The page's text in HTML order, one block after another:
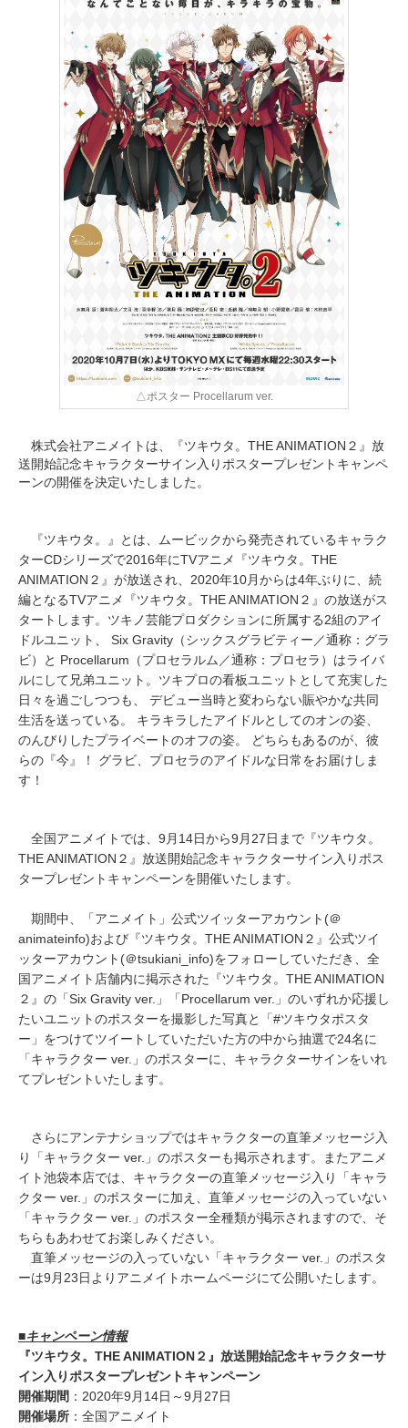
△ポスター Procellarum ver.
株式会社アニメイトは、『ツキウタ。THE ANIMATION２』放
送開始記念キャラクターサイン入りポスタープレゼントキャンペ
ーンの開催を決定いたしました。
『ツキウタ。』とは、ムービックから発売されているキャラク
ターCDシリーズで2016年にTVアニメ『ツキウタ。THE
ANIMATION２』が放送され、2020年10月からは4年ぶりに、続
編となるTVアニメ『ツキウタ。THE ANIMATION２』の放送がス
タートします。ツキノ芸能プロダクションに所属する2組のアイ
ドルユニット、 Six Gravity（シックスグラビティー／通称：グラ
ビ）と Procellarum（プロセラルム／通称：プロセラ）はライバ
ルにして兄弟ユニット。ツキプロの看板ユニットとして充実した
日々を過ごしつつも、 デビュー当時と変わらない賑やかな共同
生活を送っている。 キラキラしたアイドルとしてのオンの姿、
のんびりしたプライベートのオフの姿。 どちらもあるのが、彼
らの『今』！ グラビ、プロセラのアイドルな日常をお届けしま
す！
全国アニメイトでは、9月14日から9月27日まで『ツキウタ。
THE ANIMATION２』放送開始記念キャラクターサイン入りポス
タープレゼントキャンペーンを開催いたします。
期間中、「アニメイト」公式ツイッターアカウント(＠
animateinfo)および『ツキウタ。THE ANIMATION２』公式ツイ
ッターアカウント(＠tsukiani_info)をフォローしていただき、全
国アニメイト店舗内に掲示された『ツキウタ。THE ANIMATION
２』の「Six Gravity ver.」「Procellarum ver.」のいずれか応援し
たいユニットのポスターを撮影した写真と「#ツキウタポスタ
ー」をつけてツイートしていただいた方の中から抽選で24名に
「キャラクター ver.」のポスターに、キャラクターサインをいれ
てプレゼントいたします。
さらにアンテナショップではキャラクターの直筆メッセージ入
り「キャラクター ver.」のポスターも掲示されます。またアニメ
イト池袋本店では、キャラクターの直筆メッセージ入り「キャラ
クター ver.」のポスターに加え、直筆メッセージの入っていない
「キャラクター ver.」のポスター全種類が掲示されますので、そ
ちらもあわせてお楽しみください。
直筆メッセージの入っていない「キャラクター ver.」のポスタ
ーは9月23日よりアニメイトホームページにて公開いたします。
■キャンペーン情報
『ツキウタ。THE ANIMATION２』放送開始記念キャラクターサ
イン入りポスタープレゼントキャンペーン
開催期間 ：2020年9月14日～9月27日
開催場所 ：全国アニメイト